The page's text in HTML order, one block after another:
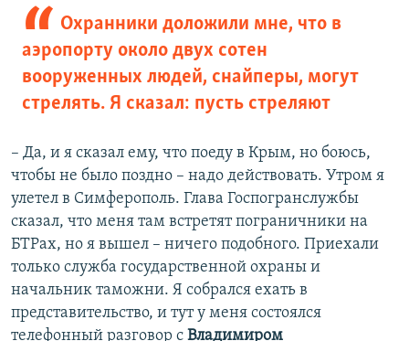
Охранники доложили мне, что в
аэропорту около двух сотен
вооруженных людей, снайперы, могут
стрелять. Я сказал: пусть стреляют
– Да, и я сказал ему, что поеду в Крым, но боюсь,
чтобы не было поздно – надо действовать. Утром я
улетел в Симферополь. Глава Госпогранслужбы
сказал, что меня там встретят пограничники на
БТРах, но я вышел – ничего подобного. Приехали
только служба государственной охраны и
начальник таможни. Я собрался ехать в
представительство, и тут у меня состоялся
телефонный разговор с Владимиром